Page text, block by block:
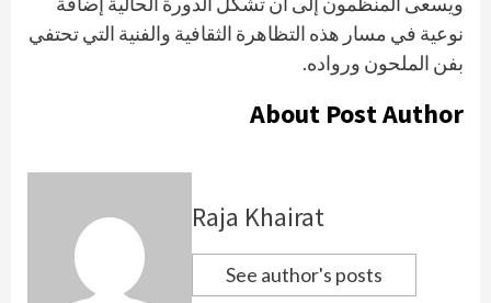
نوعية في مسار هذه التظاهرة الثقافية والفنية التي تحتفي
بفن الملحون ورواده.
About Post Author
Raja Khairat
See author's posts